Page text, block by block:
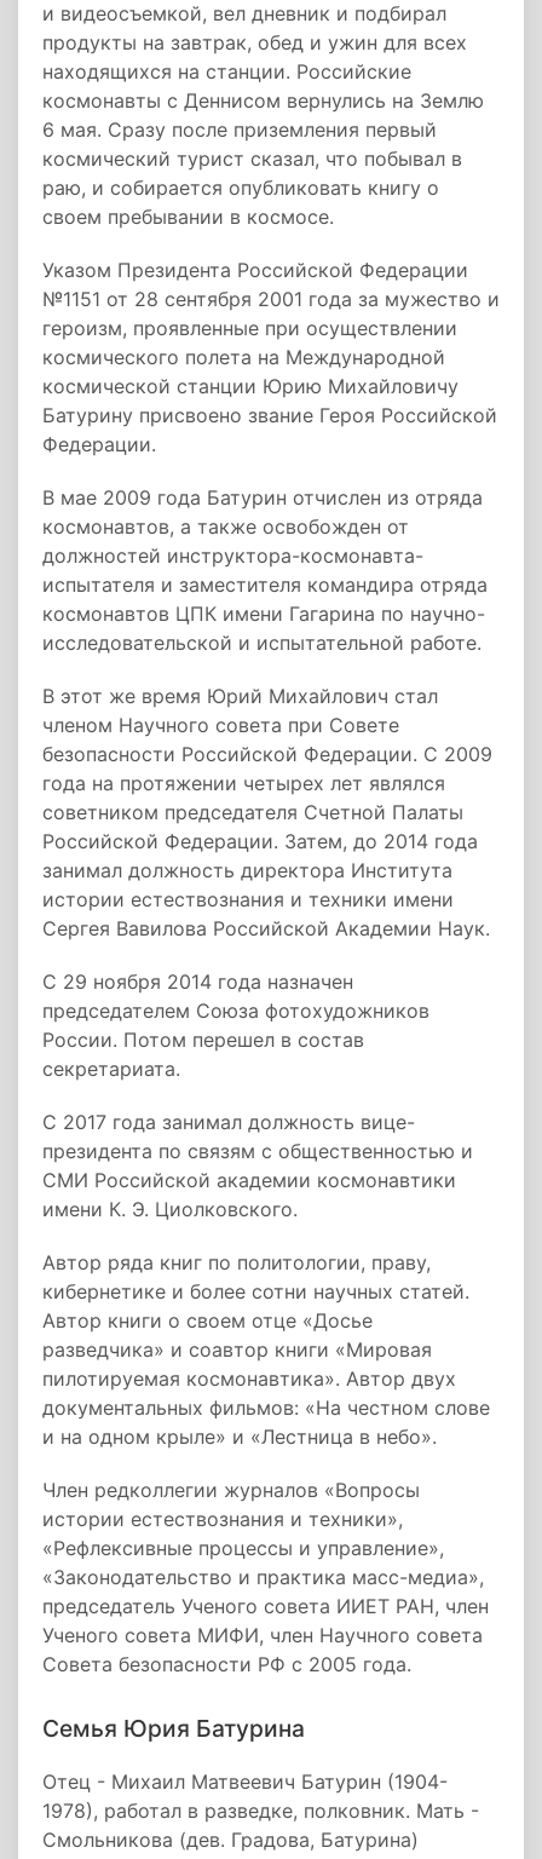
и видеосъемкой, вел дневник и подбирал
продукты на завтрак, обед и ужин для всех
находящихся на станции. Российские
космонавты с Деннисом вернулись на Землю
6 мая. Сразу после приземления первый
космический турист сказал, что побывал в
раю, и собирается опубликовать книгу о
своем пребывании в космосе.
Указом Президента Российской Федерации
№1151 от 28 сентября 2001 года за мужество и
героизм, проявленные при осуществлении
космического полета на Международной
космической станции Юрию Михайловичу
Батурину присвоено звание Героя Российской
Федерации.
В мае 2009 года Батурин отчислен из отряда
космонавтов, а также освобожден от
должностей инструктора­-космонавта­-
испытателя и заместителя командира отряда
космонавтов ЦПК имени Гагарина по научно­-
исследовательской и испытательной работе.
В этот же время Юрий Михайлович стал
членом Научного совета при Совете
безопасности Российской Федерации. С 2009
года на протяжении четырех лет являлся
советником председателя Счетной Палаты
Российской Федерации. Затем, до 2014 года
занимал должность директора Института
истории естествознания и техники имени
Сергея Вавилова Российской Академии Наук.
С 29 ноября 2014 года назначен
председателем Союза фотохудожников
России. Потом перешел в состав
секретариата.
С 2017 года занимал должность вице-
президента по связям с общественностью и
СМИ Российской академии космонавтики
имени К. Э. Циолковского.
Автор ряда книг по политологии, праву,
кибернетике и более сотни научных статей.
Автор книги о своем отце «Досье
разведчика» и соавтор книги «Мировая
пилотируемая космонавтика». Автор двух
документальных фильмов: «На честном слове
и на одном крыле» и «Лестница в небо».
Член редколлегии журналов «Вопросы
истории естествознания и техники»,
«Рефлексивные процессы и управление»,
«Законодательство и практика масс-медиа»,
председатель Ученого совета ИИЕТ РАН, член
Ученого совета МИФИ, член Научного совета
Совета безопасности РФ с 2005 года.
Семья Юрия Батурина
Отец - Михаил Матвеевич Батурин (1904-
1978), работал в разведке, полковник. Мать -
Смольникова (дев. Градова, Батурина)